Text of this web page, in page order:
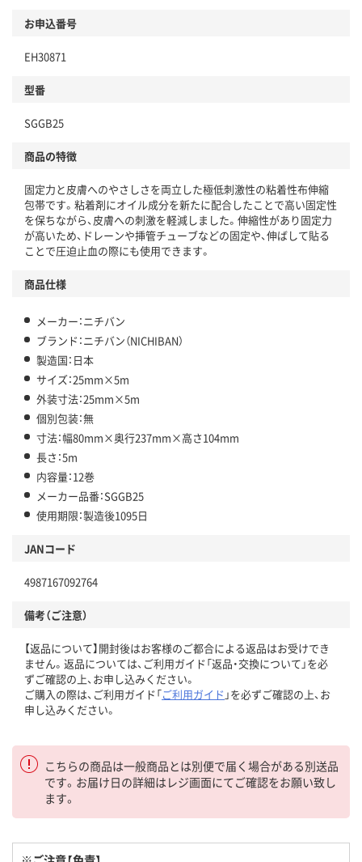
お申込番号
EH30871
型番
SGGB25
商品の特徴
固定力と皮膚へのやさしさを両立した極低刺激性の粘着性布伸縮
包帯です。粘着剤にオイル成分を新たに配合したことで高い固定性
を保ちながら、皮膚への刺激を軽減しました。伸縮性があり固定力
が高いため、ドレーンや挿管チューブなどの固定や、伸ばして貼る
ことで圧迫止血の際にも使用できます。
商品仕様
メーカー：ニチバン
ブランド：ニチバン（NICHIBAN）
製造国：日本
サイズ：25mm×5m
外装寸法：25mm×5m
個別包装：無
寸法：幅80mm×奥行237mm×高さ104mm
長さ：5m
内容量：12巻
メーカー品番：SGGB25
使用期限：製造後1095日
JANコード
4987167092764
備考（ご注意）
【返品について】開封後はお客様のご都合による返品はお受けでき
ません。返品については、ご利用ガイド「返品・交換について」を必
ずご確認の上、お申し込みください。
ご購入の際は、ご利用ガイド「ご利用ガイド 」を必ずご確認の上、お
申し込みください。
こちらの商品は一般商品とは別便で届く場合がある別送品
です。お届け日の詳細はレジ画面にてご確認をお願い致し
ます。